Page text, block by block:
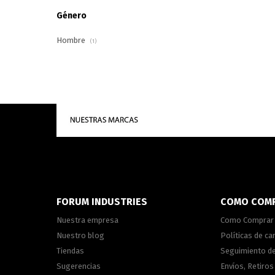
Género
Hombre (1)
FORUM INDUSTRIES
Nuestra empresa
Nuestro blog
Tiendas
Sugerencias
COMO
Como Comprar
Políticas de
Seguimiento
Envíos,